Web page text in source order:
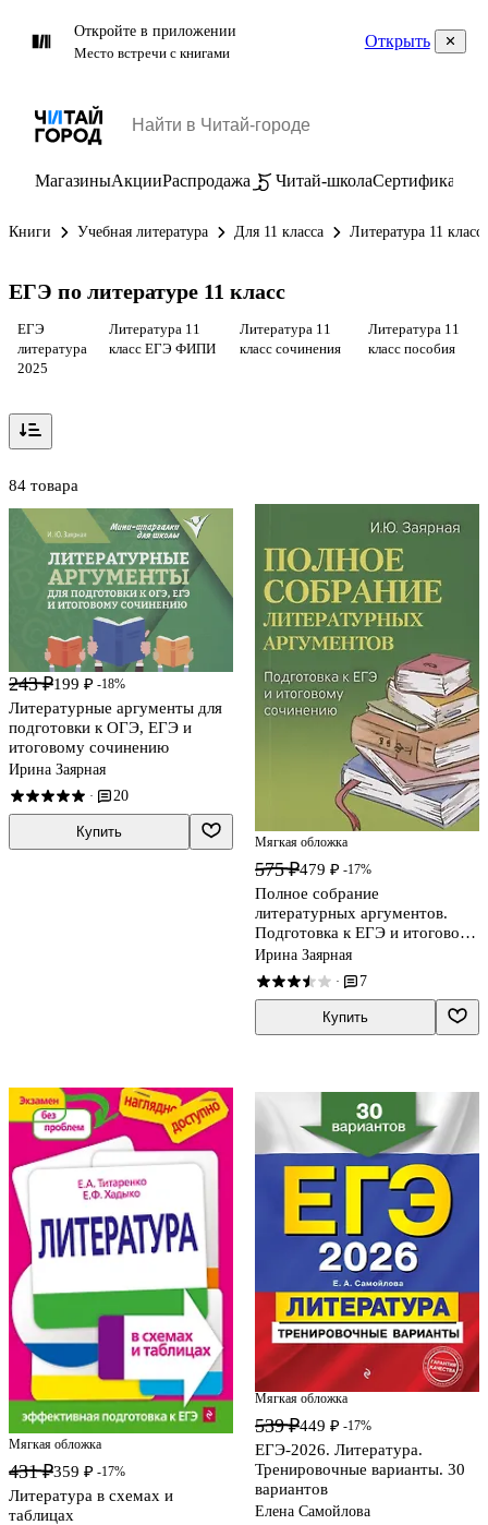
Откройте в приложении
Место встречи с книгами
Открыть
МагазиныАкцииРаспродажа Читай-школаСертификаты
Книги Учебная литература Для 11 класса Литература 11 класс
ЕГЭ по литературе 11 класс
ЕГЭ
литература
2025
Литература 11
класс ЕГЭ ФИПИ
Литература 11
класс сочинения
Литература 11
класс пособия
84 товара
243 ₽199 ₽ -18%
Литературные аргументы для
подготовки к ОГЭ, ЕГЭ и
итоговому сочинению
Ирина Заярная
· 20
Купить
Мягкая обложка
575 ₽479 ₽ -17%
Полное собрание
литературных аргументов.
Подготовка к ЕГЭ и итоговому
сочинению
Ирина Заярная
· 7
Купить
Мягкая обложка
431 ₽359 ₽ -17%
Литература в схемах и
таблицах
Мягкая обложка
539 ₽449 ₽ -17%
ЕГЭ-2026. Литература.
Тренировочные варианты. 30
вариантов
Елена Самойлова